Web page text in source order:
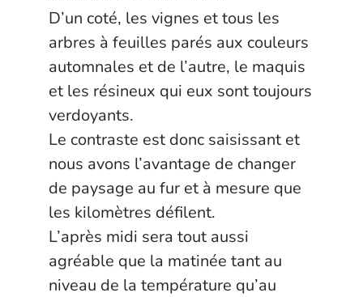
D’un coté, les vignes et tous les
arbres à feuilles parés aux couleurs
automnales et de l’autre, le maquis
et les résineux qui eux sont toujours
verdoyants.
Le contraste est donc saisissant et
nous avons l’avantage de changer
de paysage au fur et à mesure que
les kilomètres défilent.
L’après midi sera tout aussi
agréable que la matinée tant au
niveau de la température qu’au